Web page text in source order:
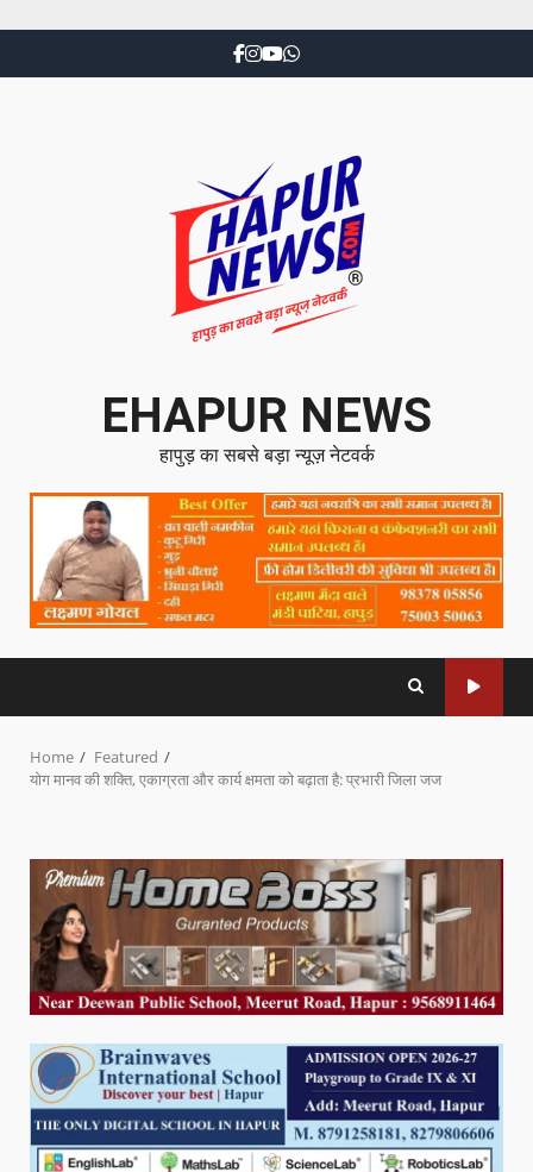
EHAPUR NEWS
हापुड़ का सबसे बड़ा न्यूज़ नेटवर्क
Home
Featured
योग मानव की शक्ति, एकाग्रता और कार्य क्षमता को बढ़ाता है: प्रभारी जिला जज